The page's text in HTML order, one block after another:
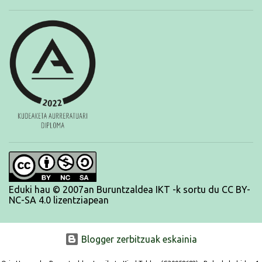
da denboraldia, baina lanean jarraituko dugu azken txanpan
dauden horiekin, norberak bere helburu pertsonalak lor ditzan.
BRNPWR!
Eduki hau © 2007an Buruntzaldea IKT -k sortu du CC BY-
NC-SA 4.0 lizentziapean
Blogger zerbitzuak eskainia